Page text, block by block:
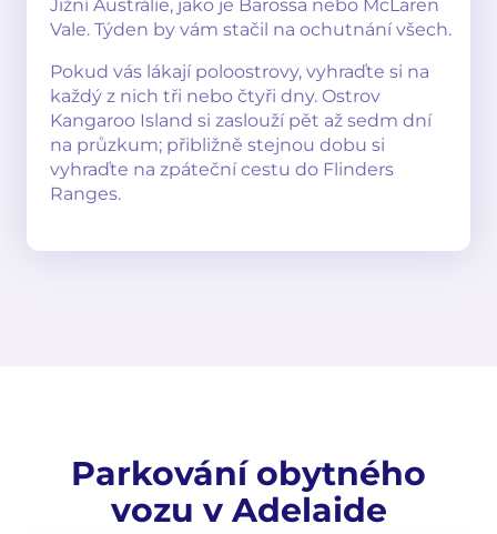
Jižní Austrálie, jako je Barossa nebo McLaren
Vale. Týden by vám stačil na ochutnání všech.
Pokud vás lákají poloostrovy, vyhraďte si na
každý z nich tři nebo čtyři dny. Ostrov
Kangaroo Island si zaslouží pět až sedm dní
na průzkum; přibližně stejnou dobu si
vyhraďte na zpáteční cestu do Flinders
Ranges.
Parkování obytného
vozu v Adelaide